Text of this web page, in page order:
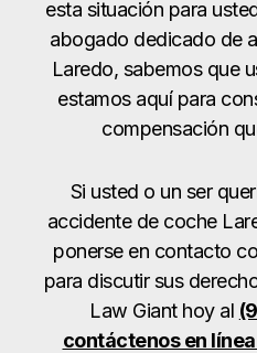
esta situación para
abogado dedicado de
Laredo, sabemos que
estamos aquí para
compensación
Si usted o un ser
accidente de coche
ponerse en contacto
para discutir sus
Law Giant hoy al
contáctenos en línea